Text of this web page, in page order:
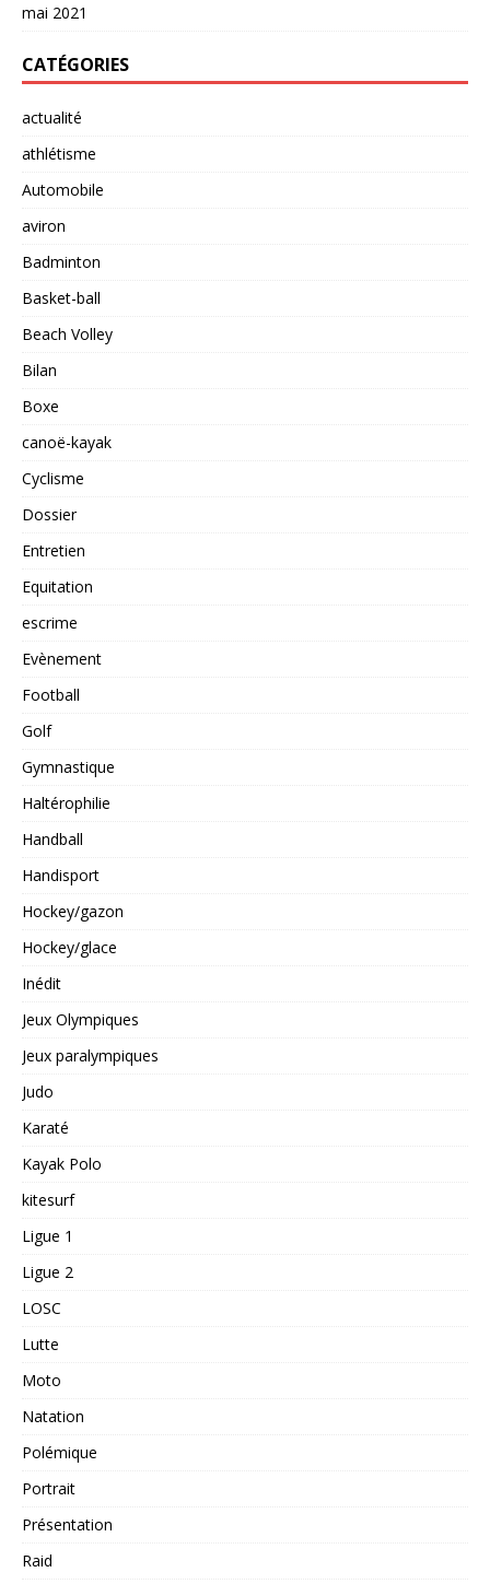
mai 2021
CATÉGORIES
actualité
athlétisme
Automobile
aviron
Badminton
Basket-ball
Beach Volley
Bilan
Boxe
canoë-kayak
Cyclisme
Dossier
Entretien
Equitation
escrime
Evènement
Football
Golf
Gymnastique
Haltérophilie
Handball
Handisport
Hockey/gazon
Hockey/glace
Inédit
Jeux Olympiques
Jeux paralympiques
Judo
Karaté
Kayak Polo
kitesurf
Ligue 1
Ligue 2
LOSC
Lutte
Moto
Natation
Polémique
Portrait
Présentation
Raid